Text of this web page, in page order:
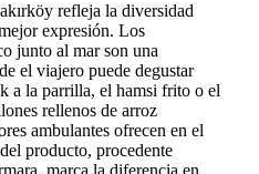
refleja la diversidad
expresión. Los
junto al mar son una
el viajero puede degustar
a la parrilla, el hamsi frito o el
rellenos de arroz
ambulantes ofrecen en el
producto, procedente